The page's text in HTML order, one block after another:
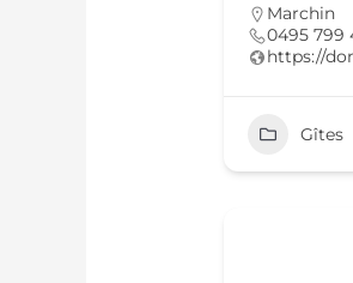
Marchin
0495 799
https://
Gîtes